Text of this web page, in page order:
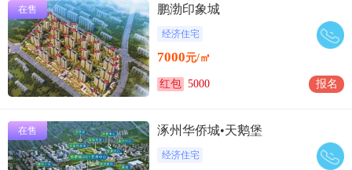
在售 鹏渤印象城
经济住宅
7000元/㎡
红包 5000 报名
在售 涿州华侨城•天鹅堡
经济住宅